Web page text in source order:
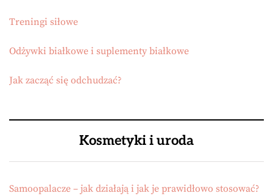
Treningi siłowe
Odżywki białkowe i suplementy białkowe
Jak zacząć się odchudzać?
Kosmetyki i uroda
Samoopalacze – jak działają i jak je prawidłowo stosować?